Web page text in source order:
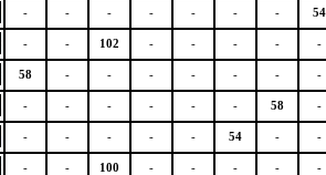
- - - - - - - 54
- - 102 - - - - -
58 - - - - - - -
- - - - - - 58 -
- - - - - 54 - -
- - 100 - - - - -